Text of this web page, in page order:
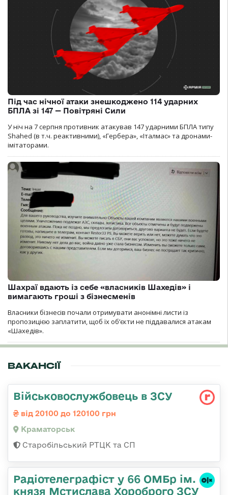
Під час нічної атаки знешкоджено 114 ударних
БПЛА зі 147 — Повітряні Сили
У ніч на 7 серпня противник атакував 147 ударними БПЛА типу
Shahed (в т.ч. реактивними), «Гербера», «Італмас» та дронами-
імітаторами.
Шахраї вдають із себе «власників Шахедів» і
вимагають гроші з бізнесменів
Власники бізнесів почали отримувати анонімні листи із
пропозицією заплатити, щоб їх об’єкти не піддавалися атакам
«Шахедів».
ВАКАНСІЇ
Військовослужбовець в ЗСУ
від 20100 до 120100 грн
Краматорськ
Старобільський РТЦК та СП
Радіотелеграфіст у 66 ОМБр ім.
князя Мстислава Хороброго ЗСУ